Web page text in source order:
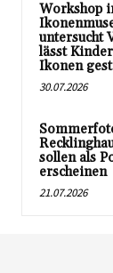
Workshop
untersucht
lässt
Ikonen
30.07.2026
sollen als
erscheinen
21.07.2026